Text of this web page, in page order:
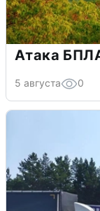
Атака
5 августа 0